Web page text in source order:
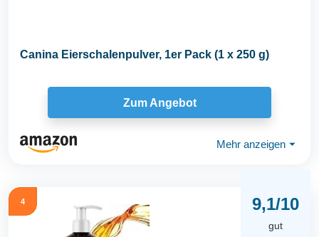
Canina Eierschalenpulver, 1er Pack (1 x 250 g)
Zum Angebot
Mehr anzeigen ⏷
4 9,1/10
gut